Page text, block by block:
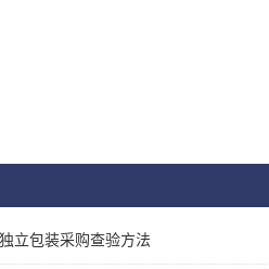
立包装采购查验方法